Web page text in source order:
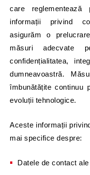
care
informații privind
asigurăm o
măsuri adecvate
confidențialitatea,
dumneavoastră.
îmbunătățite continuu
evoluții tehnologice.
Aceste informații
mai specifice despre:
Datele de contact